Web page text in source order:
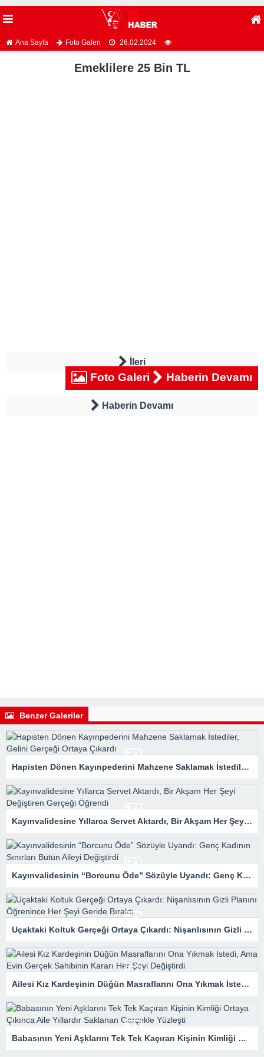
Ana Sayfa Foto Galeri 26.02.2024
Emeklilere 25 Bin TL
İleri
Foto Galeri Haberin Devamı
Haberin Devamı
Benzer Galeriler
Hapisten Dönen Kayınpederini Mahzene Saklamak İstediler, Gelini Gerçeği Ortaya Çıkardı
Kayınvalidesine Yıllarca Servet Aktardı, Bir Akşam Her Şeyi Değiştiren Gerçeği Öğrendi
Kayınvalidesinin “Borcunu Öde” Sözüyle Uyandı: Genç Kadının Sınırları Bütün Aileyi Değiştirdi
Uçaktaki Koltuk Gerçeği Ortaya Çıkardı: Nişanlısının Gizli Planını Öğrenince Her Şeyi Geride Bıraktı
Ailesi Kız Kardeşinin Düğün Masraflarını Ona Yıkmak İstedi, Ama Evin Gerçek Sahibinin Kararı Her Şeyi Değiştirdi
Babasının Yeni Aşklarını Tek Tek Kaçıran Kişinin Kimliği Ortaya Çıkınca Aile Yıllardır Saklanan Gerçekle Yüzleşti